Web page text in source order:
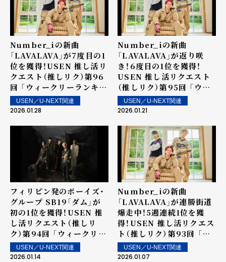
Number_iの新曲
「LAVALAVA」が7度目の1
位を獲得！USEN 推し活リ
クエスト（推しリク）第96
回 「ウィークリーランキン
グ」を発表！～ 上位ランク
イン楽曲は1月31日（土）よ
USEN／U-NEXT関連
2026.01.28
Number_iの新曲
「LAVALAVA」が返り咲
き！6度目の1位を獲得！
USEN 推し活リクエスト
（推しリク）第95回 「ウィ
ークリーランキング」を発
表！～ 上位ランクイン楽曲
店内で配信
USEN／U-NEXT関連
2026.01.21
フィリピン発のボーイズ・
グループ SB19「ダム」が
初の1位を獲得！USEN 推
し活リクエスト（推しリ
ク）第94回 「ウィークリー
ランキング」を発表！～ 上
位ランクイン楽曲は1月17
USEN／U-NEXT関連
2026.01.14
Number_iの新曲
「LAVALAVA」が連勝街道
爆走中！5週連続1位を獲
得！USEN 推し活リクエス
ト（推しリク）第93回 「ウ
ィークリーランキング」を
発表！～ 上位ランクイン楽
USEN／U-NEXT関連
2026.01.07